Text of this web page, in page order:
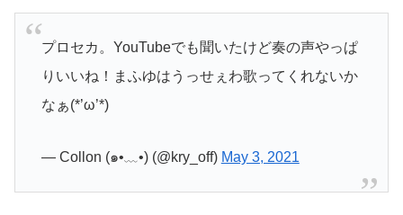
プロセカ。YouTubeでも聞いたけど奏の声やっぱ
りいいね！まふゆはうっせぇわ歌ってくれないか
なぁ(*’ω’*)
— Collon (๑•﹏•) (@kry_off) May 3, 2021